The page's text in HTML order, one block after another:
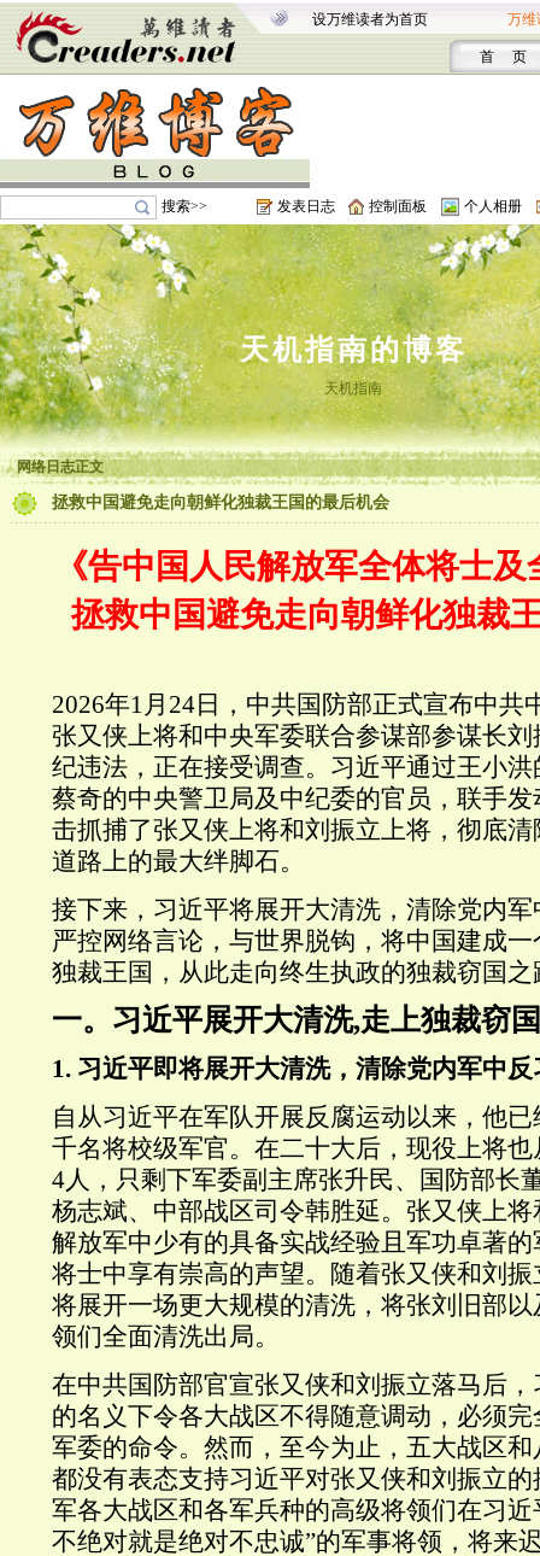
设万维读者为首页 万维
首 页
搜索>> 发表日志 控制面板 个人相册
天机指南的博客
天机指南
网络日志正文
拯救中国避免走向朝鲜化独裁王国的最后机会
《告中国人民解放军全体将士
拯救中国避免走向朝鲜化独裁
2026年1月 24日，中共国防部正式宣布中共
张又侠上将和中央军委联合参谋部参谋长
纪违法，正在接受调查。习近平通过王小
蔡奇的中央警卫局及中纪委的官员，联手
击抓捕了张又侠上将和刘振立上将，彻底
道路上的最大绊脚石。
接下来，习近平将展开大清洗，清除党内
严控网络言论，与世界脱钩，将中国建成
独裁王国，从此走向终生执政的独裁窃国之
一。习近平展开大清洗,走上独裁窃
1. 习近平即将展开大清洗，清除党内军中反
自从习近平在军队开展反腐运动以来，他
千名将校级军官。在二十大后，现役上将也
4人，只剩下军委副主席张升民、国防部长
杨志斌、中部战区司令韩胜延。张又侠上
解放军中少有的具备实战经验且军功卓著
将士中享有崇高的声望。随着张又侠和刘
将展开一场更大规模的清洗，将张刘旧部
领们全面清洗出局。
在中共国防部官宣张又侠和刘振立落马后
的名义下令各大战区不得随意调动，必须
军委的命令。然而，至今为止，五大战区
都没有表态支持习近平对张又侠和刘振立
军各大战区和各军兵种的高级将领们在习
不绝对就是绝对不忠诚”的军事将领，将来